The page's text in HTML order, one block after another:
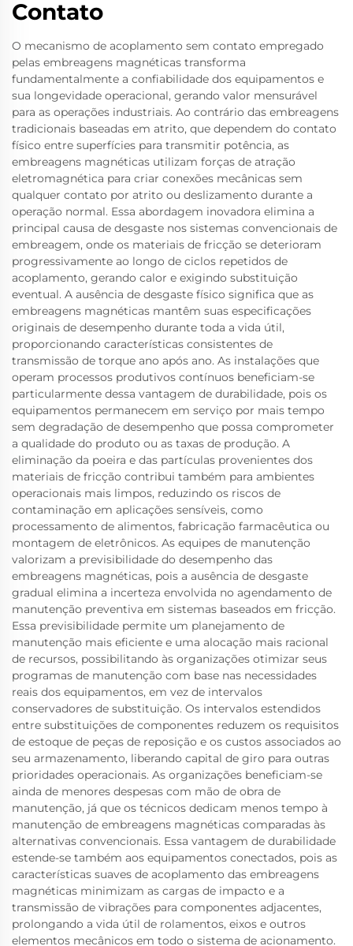
Contato
O mecanismo de acoplamento sem contato empregado
pelas embreagens magnéticas transforma
fundamentalmente a confiabilidade dos equipamentos e
sua longevidade operacional, gerando valor mensurável
para as operações industriais. Ao contrário das embreagens
tradicionais baseadas em atrito, que dependem do contato
físico entre superfícies para transmitir potência, as
embreagens magnéticas utilizam forças de atração
eletromagnética para criar conexões mecânicas sem
qualquer contato por atrito ou deslizamento durante a
operação normal. Essa abordagem inovadora elimina a
principal causa de desgaste nos sistemas convencionais de
embreagem, onde os materiais de fricção se deterioram
progressivamente ao longo de ciclos repetidos de
acoplamento, gerando calor e exigindo substituição
eventual. A ausência de desgaste físico significa que as
embreagens magnéticas mantêm suas especificações
originais de desempenho durante toda a vida útil,
proporcionando características consistentes de
transmissão de torque ano após ano. As instalações que
operam processos produtivos contínuos beneficiam-se
particularmente dessa vantagem de durabilidade, pois os
equipamentos permanecem em serviço por mais tempo
sem degradação de desempenho que possa comprometer
a qualidade do produto ou as taxas de produção. A
eliminação da poeira e das partículas provenientes dos
materiais de fricção contribui também para ambientes
operacionais mais limpos, reduzindo os riscos de
contaminação em aplicações sensíveis, como
processamento de alimentos, fabricação farmacêutica ou
montagem de eletrônicos. As equipes de manutenção
valorizam a previsibilidade do desempenho das
embreagens magnéticas, pois a ausência de desgaste
gradual elimina a incerteza envolvida no agendamento de
manutenção preventiva em sistemas baseados em fricção.
Essa previsibilidade permite um planejamento de
manutenção mais eficiente e uma alocação mais racional
de recursos, possibilitando às organizações otimizar seus
programas de manutenção com base nas necessidades
reais dos equipamentos, em vez de intervalos
conservadores de substituição. Os intervalos estendidos
entre substituições de componentes reduzem os requisitos
de estoque de peças de reposição e os custos associados ao
seu armazenamento, liberando capital de giro para outras
prioridades operacionais. As organizações beneficiam-se
ainda de menores despesas com mão de obra de
manutenção, já que os técnicos dedicam menos tempo à
manutenção de embreagens magnéticas comparadas às
alternativas convencionais. Essa vantagem de durabilidade
estende-se também aos equipamentos conectados, pois as
características suaves de acoplamento das embreagens
magnéticas minimizam as cargas de impacto e a
transmissão de vibrações para componentes adjacentes,
prolongando a vida útil de rolamentos, eixos e outros
elementos mecânicos em todo o sistema de acionamento.